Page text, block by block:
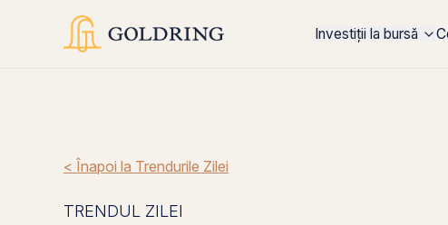
Investiții la bursă
< Înapoi la Trendurile Zilei
TRENDUL ZILEI